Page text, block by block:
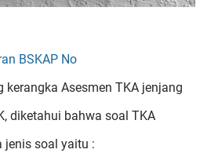
BSKAP No
kerangka Asesmen TKA jenjang
diketahui bahwa soal TKA
jenis soal yaitu :